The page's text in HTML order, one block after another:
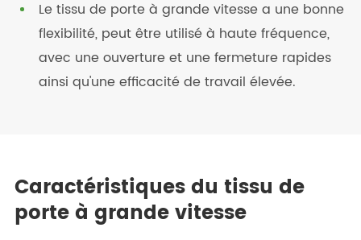
Le tissu de porte à grande vitesse a une bonne
flexibilité, peut être utilisé à haute fréquence,
avec une ouverture et une fermeture rapides
ainsi qu'une efficacité de travail élevée.
Caractéristiques du tissu de
porte à grande vitesse